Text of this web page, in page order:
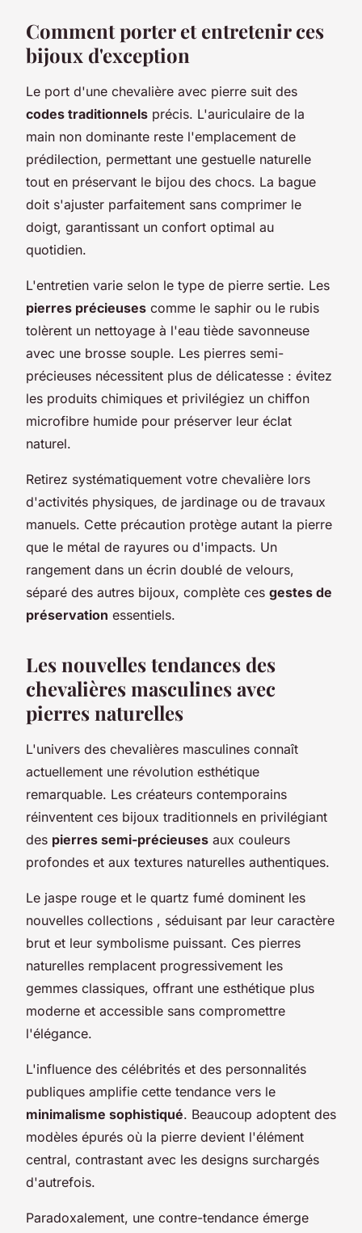
Comment porter et entretenir ces
bijoux d'exception
Le port d'une chevalière avec pierre suit des
codes traditionnels précis. L'auriculaire de la
main non dominante reste l'emplacement de
prédilection, permettant une gestuelle naturelle
tout en préservant le bijou des chocs. La bague
doit s'ajuster parfaitement sans comprimer le
doigt, garantissant un confort optimal au
quotidien.
L'entretien varie selon le type de pierre sertie. Les
pierres précieuses comme le saphir ou le rubis
tolèrent un nettoyage à l'eau tiède savonneuse
avec une brosse souple. Les pierres semi-
précieuses nécessitent plus de délicatesse : évitez
les produits chimiques et privilégiez un chiffon
microfibre humide pour préserver leur éclat
naturel.
Retirez systématiquement votre chevalière lors
d'activités physiques, de jardinage ou de travaux
manuels. Cette précaution protège autant la pierre
que le métal de rayures ou d'impacts. Un
rangement dans un écrin doublé de velours,
séparé des autres bijoux, complète ces gestes de
préservation essentiels.
Les nouvelles tendances des
chevalières masculines avec
pierres naturelles
L'univers des chevalières masculines connaît
actuellement une révolution esthétique
remarquable. Les créateurs contemporains
réinventent ces bijoux traditionnels en privilégiant
des pierres semi-précieuses aux couleurs
profondes et aux textures naturelles authentiques.
Le jaspe rouge et le quartz fumé dominent les
nouvelles collections , séduisant par leur caractère
brut et leur symbolisme puissant. Ces pierres
naturelles remplacent progressivement les
gemmes classiques, offrant une esthétique plus
moderne et accessible sans compromettre
l'élégance.
L'influence des célébrités et des personnalités
publiques amplifie cette tendance vers le
minimalisme sophistiqué. Beaucoup adoptent des
modèles épurés où la pierre devient l'élément
central, contrastant avec les designs surchargés
d'autrefois.
Paradoxalement, une contre-tendance émerge